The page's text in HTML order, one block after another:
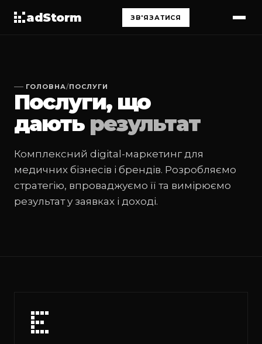
adStorm ЗВ'ЯЗАТИСЯ
ГОЛОВНА/ПОСЛУГИ
Послуги, що
дають результат
Комплексний digital-маркетинг для
медичних бізнесів і брендів. Розробляємо
стратегію, впроваджуємо її та вимірюємо
результат у заявках і доході.